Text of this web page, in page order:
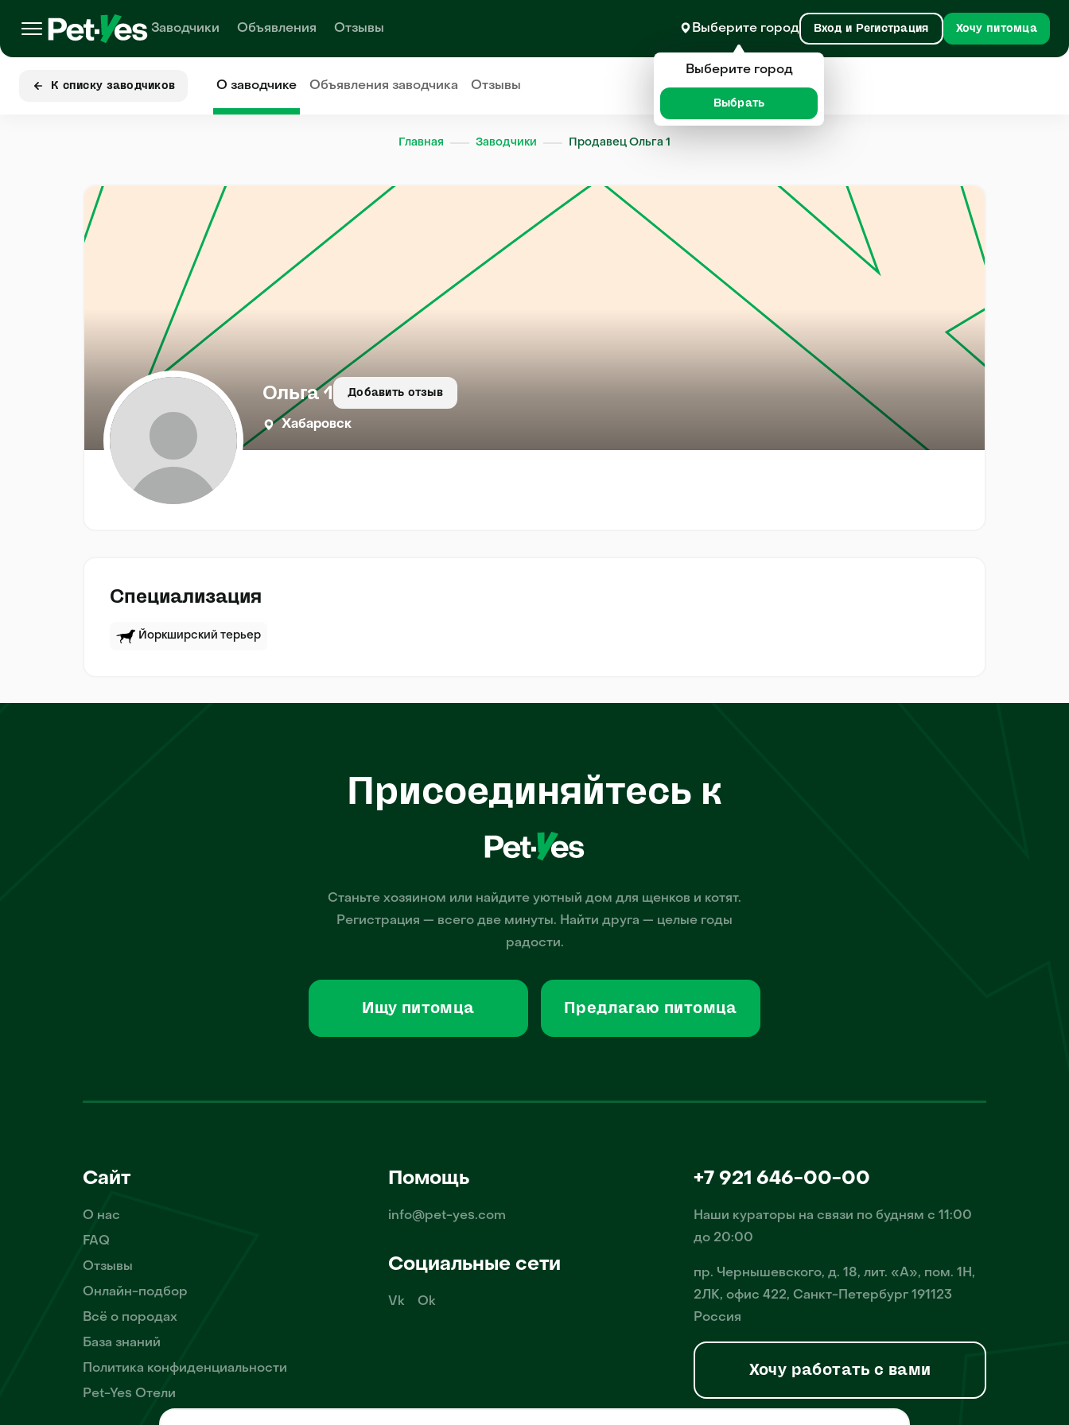
Заводчики Объявления Отзывы Выберите город Вход и Регистрация Хочу питомца
К списку заводчиков О заводчике Объявлениязаводчика Отзывы
Главная Заводчики Продавец Ольга 1
Ольга 1 Добавить отзыв
Хабаровск
Специализация
Йоркширский терьер
Присоединяйтесь к
Станьте хозяином или найдите уютный дом для щенков и котят.
Регистрация — всего две минуты. Найти друга — целые годы
радости.
Ищу питомца Предлагаю питомца
Сайт
О нас
FAQ
Отзывы
Онлайн-подбор
Всё о породах
База знаний
Политика конфиденциальности
Pet-Yes Отели
Помощь
info@pet-yes.com
Социальные сети
Vk Ok
+7 921 646-00-00
Наши кураторы на связи по будням с 11:00
до 20:00
пр. Чернышевского, д. 18, лит. «А», пом. 1Н,
2ЛК, офис 422, Санкт-Петербург 191123
Россия
Хочу работать с вами
Выберите город
Выбрать